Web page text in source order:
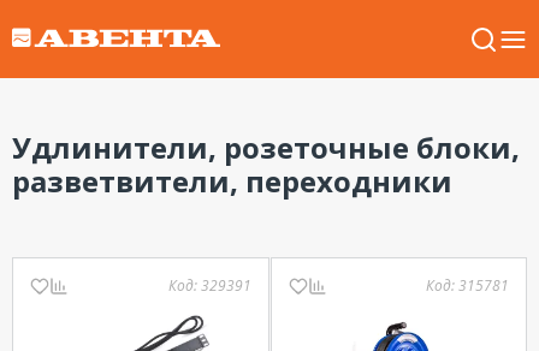
Удлинители, розеточные блоки,
разветвители, переходники
Код:329391 Код:315781